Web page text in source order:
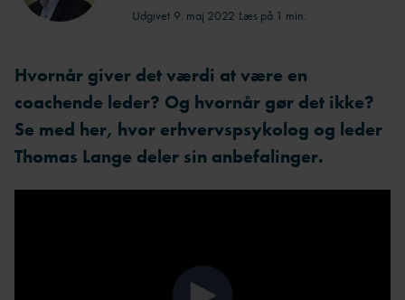
Udgivet 9. maj 2022 Læs på 1 min.
Hvornår giver det værdi at være en
coachende leder? Og hvornår gør det ikke?
Se med her, hvor erhvervspsykolog og leder
Thomas Lange deler sin anbefalinger.